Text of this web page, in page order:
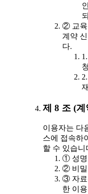
② 교육
계약
다.
제 8 조 (
이용자는 다
스에 접속하
할 수 있습니
① 성명
② 비밀
③ 자료
한 이